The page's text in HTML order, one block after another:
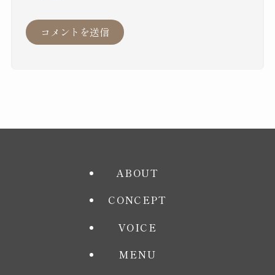
ABOUT
CONCEPT
VOICE
MENU